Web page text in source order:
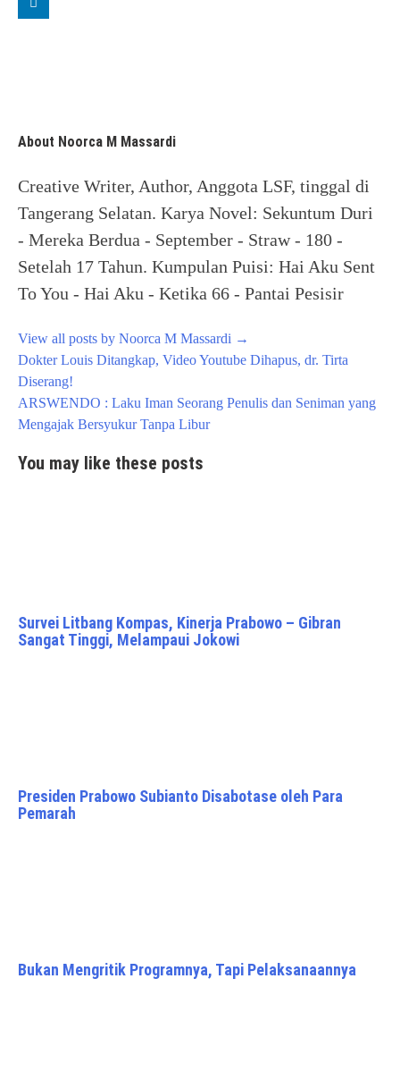
About Noorca M Massardi
Creative Writer, Author, Anggota LSF, tinggal di
Tangerang Selatan. Karya Novel: Sekuntum Duri
- Mereka Berdua - September - Straw - 180 -
Setelah 17 Tahun. Kumpulan Puisi: Hai Aku Sent
To You - Hai Aku - Ketika 66 - Pantai Pesisir
View all posts by Noorca M Massardi →
Post
navigation
Dokter Louis Ditangkap, Video Youtube Dihapus, dr. Tirta
Diserang!
ARSWENDO : Laku Iman Seorang Penulis dan Seniman yang
Mengajak Bersyukur Tanpa Libur
You may like these posts
Survei Litbang Kompas, Kinerja Prabowo – Gibran
Sangat Tinggi, Melampaui Jokowi
Presiden Prabowo Subianto Disabotase oleh Para
Pemarah
Bukan Mengritik Programnya, Tapi Pelaksanaannya